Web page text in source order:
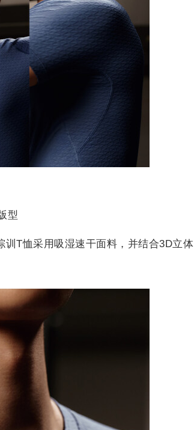
型
T恤采用吸湿速干面料，并结合3D立体